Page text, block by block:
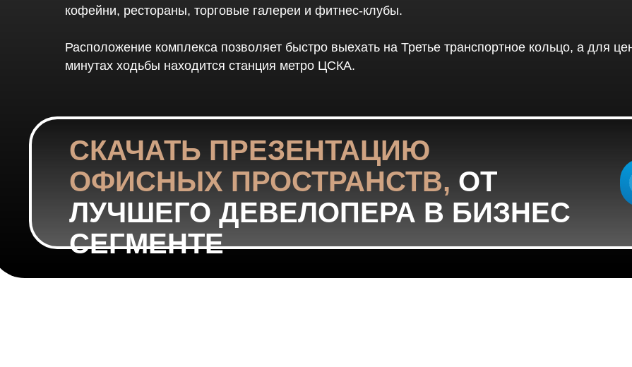
СКАЧАТЬ ПРЕЗЕНТАЦИЮ
ОФИСНЫХ ПРОСТРАНСТВ, ОТ
ЛУЧШЕГО ДЕВЕЛОПЕРА В БИЗНЕС
СЕГМЕНТЕ
кофейни, рестораны, торговые галереи и фитнес-клубы.
Расположение комплекса позволяет быстро выехать на Третье транспортное кольцо, а для
минутах ходьбы находится станция метро ЦСКА.